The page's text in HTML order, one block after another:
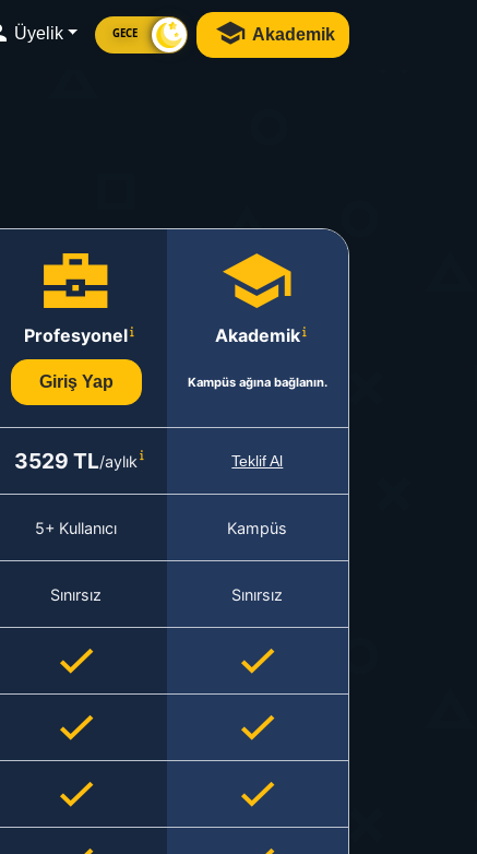
Üyelik GECE Akademik
Profesyonel
Giriş Yap
Akademik
Kampüs ağına bağlanın.
3529 TL/aylık Teklif Al
5+ Kullanıcı Kampüs
Sınırsız Sınırsız